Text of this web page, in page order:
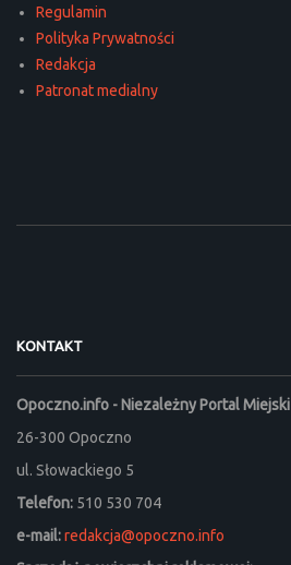
Regulamin
Polityka Prywatności
Redakcja
Patronat medialny
KONTAKT
Opoczno.info - Niezależny Portal Miejski
26-300 Opoczno
ul. Słowackiego 5
Telefon: 510 530 704
e-mail:redakcja@opoczno.info